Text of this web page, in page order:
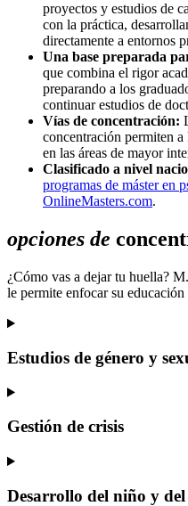
proyectos y estudios de
con la práctica,
directamente a entornos
Una base preparada
que combina el rigor
preparando a los
continuar estudios de
Vías de concentración:
concentración permiten a
en las áreas de mayor
Clasificado a nivel
programas de máster en
OnlineMasters.com.
opciones de
¿Cómo vas a dejar tu huella?
le permite enfocar su
Estudios de género y
Gestión de crisis
Desarrollo del niño y del